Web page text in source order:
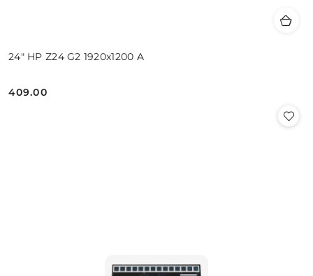
24" HP Z24 G2 1920x1200 A
Cena:
409.00